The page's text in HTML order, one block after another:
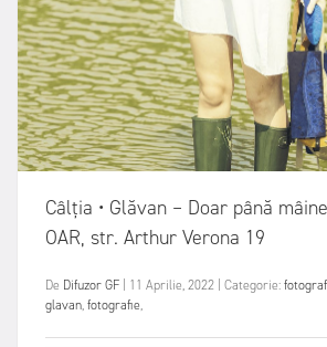
Câlția • Glăvan – Doar până
OAR, str. Arthur Verona 19
De Difuzor GF 11 Aprilie, 2022 Categorie:
glavan,fotografie,